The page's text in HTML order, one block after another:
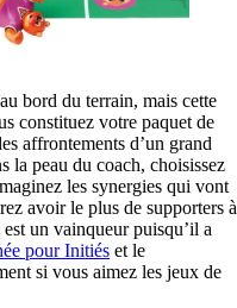
bord du terrain, mais cette
constituez votre paquet de
affrontements d’un grand
la peau du coach, choisissez
les synergies qui vont
avoir le plus de supporters à
un vainqueur puisqu’il a
pour Initiés et le
si vous aimez les jeux de